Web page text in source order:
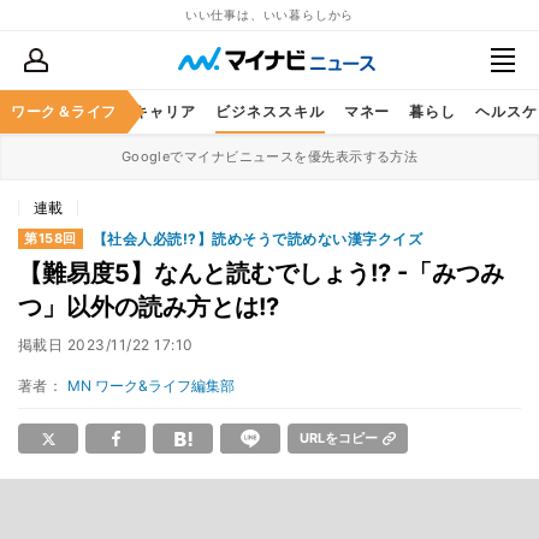
いい仕事は、いい暮らしから
ワーク＆ライフ キャリア ビジネススキル マネー 暮らし ヘルス
Googleでマイナビニュースを優先表示する方法
連載
第158回 【社会人必読!?】読めそうで読めない漢字クイズ
【難易度5】なんと読むでしょう!? -「みつみ
つ」以外の読み方とは!?
掲載日 2023/11/22 17:10
著者： MN ワーク&ライフ編集部
URLをコピー